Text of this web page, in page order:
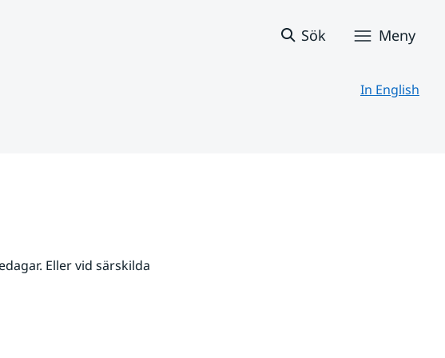
Sök Meny
In English
Eller vid särskilda